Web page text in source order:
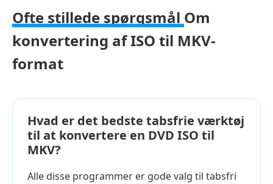
Ofte stillede spørgsmål Om
konvertering af ISO til MKV-
format
Hvad er det bedste tabsfrie værktøj
til at konvertere en DVD ISO til
MKV?
Alle disse programmer er gode valg til tabsfri